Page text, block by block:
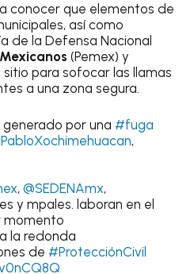
conocer que elementos de
así como
de la Defensa Nacional
(Pemex) y
para sofocar las llamas
a una zona segura.
generado por una #fuga
,
, @SEDENAmx,
y mpales. laboran en el
momento
la redonda
de #ProtecciónCivil